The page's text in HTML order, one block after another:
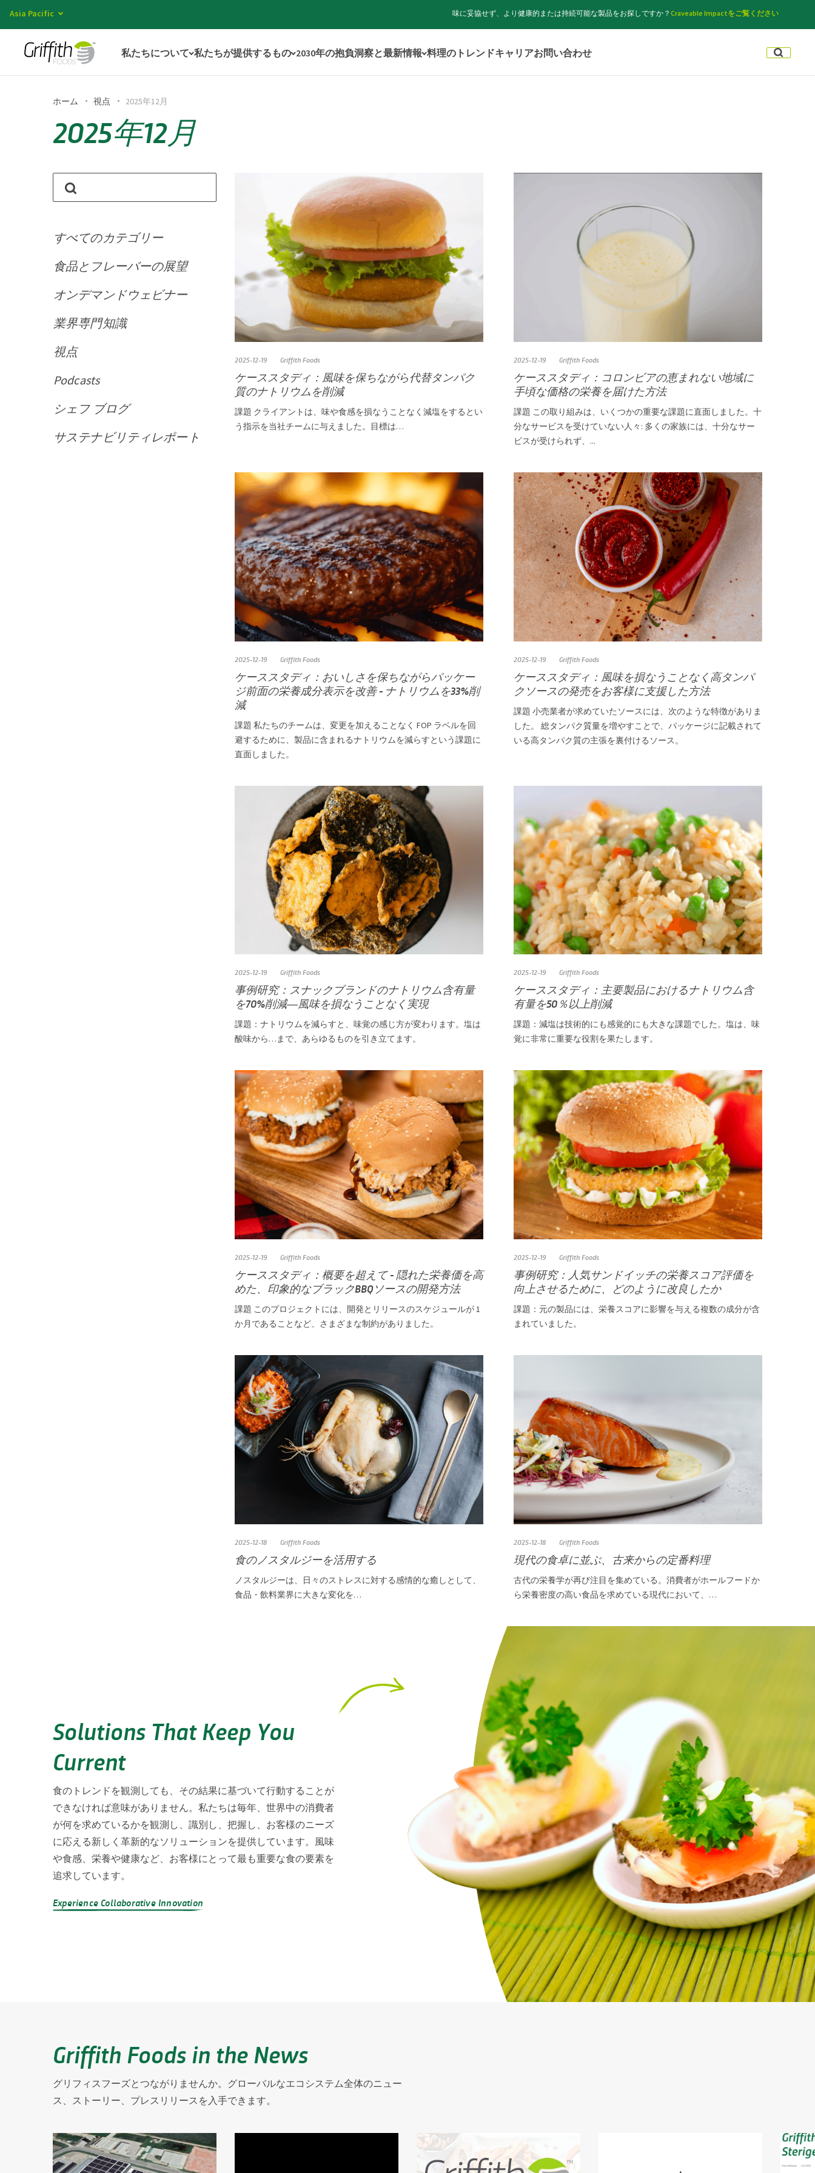
Asia Pacific 味に妥協せず、より健康的または持続可能な製品をお探しですか？ Craveable Impactをご覧ください
私たちについて 私たちが提供するもの 2030年の抱負洞察と最新情報 料理のトレンドキャリアお問い合わせ
ホーム 視点 2025年12月
2025年12月
すべてのカテゴリー
食品とフレーバーの展望
オンデマンドウェビナー
業界専門知識
視点
Podcasts
シェフ ブログ
サステナビリティレポート
2025-12-19 Griffith Foods
ケーススタディ：風味を保ちながら代替タンパク
質のナトリウムを削減
課題 クライアントは、味や食感を損なうことなく減塩をするとい
う指示を当社チームに与えました。目標は…
2025-12-19 Griffith Foods
ケーススタディ：コロンビアの恵まれない地域に
手頃な価格の栄養を届けた方法
課題 この取り組みは、いくつかの重要な課題に直面しました。十
分なサービスを受けていない人々: 多くの家族には、十分なサー
ビスが受けられず、...
2025-12-19 Griffith Foods
ケーススタディ：おいしさを保ちながらパッケー
ジ前面の栄養成分表示を改善 - ナトリウムを33%削
減
課題 私たちのチームは、変更を加えることなく FOP ラベルを回
避するために、製品に含まれるナトリウムを減らすという課題に
直面しました。
2025-12-19 Griffith Foods
ケーススタディ：風味を損なうことなく高タンパ
クソースの発売をお客様に支援した方法
課題 小売業者が求めていたソースには、次のような特徴がありま
した。 総タンパク質量を増やすことで、パッケージに記載されて
いる高タンパク質の主張を裏付けるソース。
2025-12-19 Griffith Foods
事例研究：スナックブランドのナトリウム含有量
を70%削減―風味を損なうことなく実現
課題：ナトリウムを減らすと、味覚の感じ方が変わります。塩は
酸味から…まで、あらゆるものを引き立てます。
2025-12-19 Griffith Foods
ケーススタディ：主要製品におけるナトリウム含
有量を50％以上削減
課題：減塩は技術的にも感覚的にも大きな課題でした。塩は、味
覚に非常に重要な役割を果たします。
2025-12-19 Griffith Foods
ケーススタディ：概要を超えて - 隠れた栄養価を高
めた、印象的なブラックBBQソースの開発方法
課題 このプロジェクトには、開発とリリースのスケジュールが 1
か月であることなど、さまざまな制約がありました。
2025-12-19 Griffith Foods
事例研究：人気サンドイッチの栄養スコア評価を
向上させるために、どのように改良したか
課題：元の製品には、栄養スコアに影響を与える複数の成分が含
まれていました。
2025-12-18 Griffith Foods
食のノスタルジーを活用する
ノスタルジーは、日々のストレスに対する感情的な癒しとして、
食品・飲料業界に大きな変化を…
2025-12-18 Griffith Foods
現代の食卓に並ぶ、古来からの定番料理
古代の栄養学が再び注目を集めている。消費者がホールフードか
ら栄養密度の高い食品を求めている現代において、…
Solutions That Keep You
Current
食のトレンドを観測しても、その結果に基づいて行動することが
できなければ意味がありません。私たちは毎年、世界中の消費者
が何を求めているかを観測し、識別し、把握し、お客様のニーズ
に応える新しく革新的なソリューションを提供しています。風味
や食感、栄養や健康など、お客様にとって最も重要な食の要素を
追求しています。
Experience Collaborative Innovation
Griffith Foods in the News
グリフィスフーズとつながりませんか。グローバルなエコシステム全体のニュー
ス、ストーリー、プレスリリースを入手できます。